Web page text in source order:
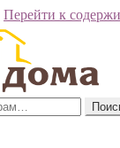
Перейти к